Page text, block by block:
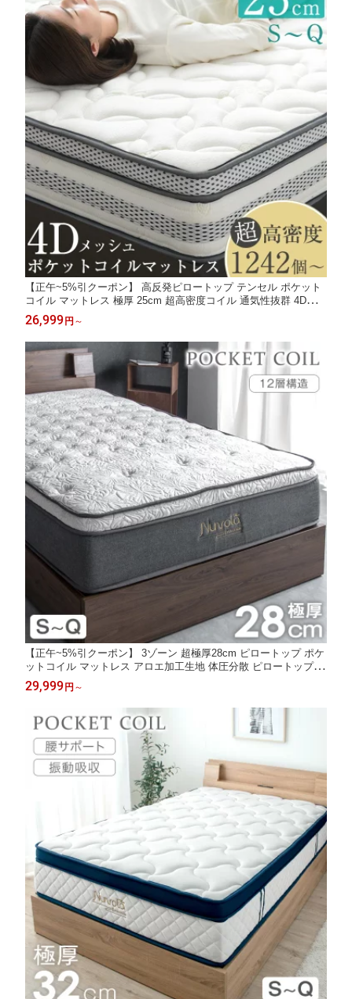
【正午~5%引クーポン】 高反発ピロートップ テンセル ポケット
コイル マットレス 極厚 25cm 超高密度コイル 通気性抜群 4Dメッ
シュ シングル セミダブル ダブル クイーン 抗菌 調湿 ポケット コ
イルマットレス ベッドマット 硬め コイル
26,999 円 ～
【正午~5%引クーポン】 3ゾーン 超極厚28cm ピロートップ ポケ
ットコイル マットレス アロエ加工生地 体圧分散 ピロートップマ
ットレス マット シングル セミダブル ダブル クイーン コイルマ
ットレス スプリングマット ベッドマット ベッドマットレス
29,999 円 ～